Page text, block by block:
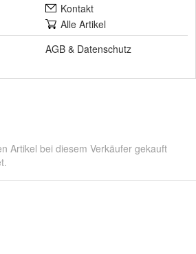
Kontakt
Alle Artikel
AGB & Datenschutz
Artikel bei diesem Verkäufer gekauft